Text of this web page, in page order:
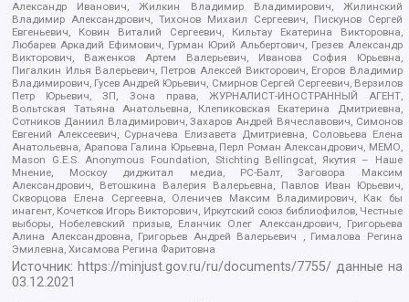
Александр Иванович, Жилкин Владимир Владимирович, Жилинский
Владимир Александрович, Тихонов Михаил Сергеевич, Пискунов Сергей
Евгеньевич, Ковин Виталий Сергеевич, Кильтау Екатерина Викторовна,
Любарев Аркадий Ефимович, Гурман Юрий Альбертович, Грезев Александр
Викторович, Важенков Артем Валерьевич, Иванова София Юрьевна,
Пигалкин Илья Валерьевич, Петров Алексей Викторович, Егоров Владимир
Владимирович, Гусев Андрей Юрьевич, Смирнов Сергей Сергеевич, Верзилов
Петр Юрьевич, ЗП, Зона права, ЖУРНАЛИСТ-ИНОСТРАННЫЙ АГЕНТ,
Вольтская Татьяна Анатольевна, Клепиковская Екатерина Дмитриевна,
Сотников Даниил Владимирович, Захаров Андрей Вячеславович, Симонов
Евгений Алексеевич, Сурначева Елизавета Дмитриевна, Соловьева Елена
Анатольевна, Арапова Галина Юрьевна, Перл Роман Александрович, МЕМО,
Mason G.E.S. Anonymous Foundation, Stichting Bellingcat, Якутия – Наше
Мнение, Москоу диджитал медиа, РС-Балт, Заговора Максим
Александрович, Ветошкина Валерия Валерьевна, Павлов Иван Юрьевич,
Скворцова Елена Сергеевна, Оленичев Максим Владимирович, Как бы
инагент, Кочетков Игорь Викторович, Иркутский союз библиофилов, Честные
выборы, Нобелевский призыв, Еланчик Олег Александрович, Григорьева
Алина Александровна, Григорьев Андрей Валерьевич , Гималова Регина
Эмилевна, Хисамова Регина Фаритовна
Источник: https://minjust.gov.ru/ru/documents/7755/ данные на
03.12.2021